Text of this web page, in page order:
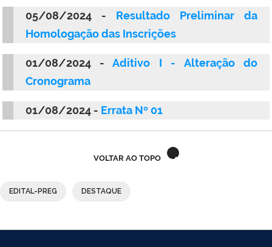
05/08/2024 - Resultado Preliminar da
Homologação das Inscrições
01/08/2024 -Aditivo I - Alteração do
Cronograma
01/08/2024 - Errata Nº 01
VOLTAR AO TOPO
EDITAL-PREG DESTAQUE